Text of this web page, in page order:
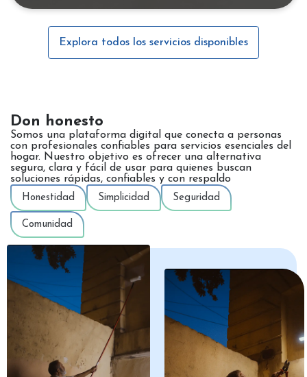
Explora todos los servicios disponibles
Don honesto
Somos una plataforma digital que conecta a personas
con profesionales confiables para servicios esenciales del
hogar. Nuestro objetivo es ofrecer una alternativa
segura, clara y fácil de usar para quienes buscan
soluciones rápidas, confiables y con respaldo
Honestidad Simplicidad Seguridad
Comunidad